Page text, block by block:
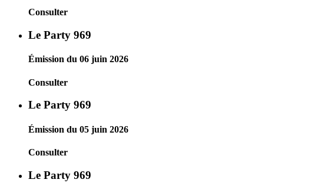
Consulter
Le Party 969
Émission du 06 juin 2026
Consulter
Le Party 969
Émission du 05 juin 2026
Consulter
Le Party 969